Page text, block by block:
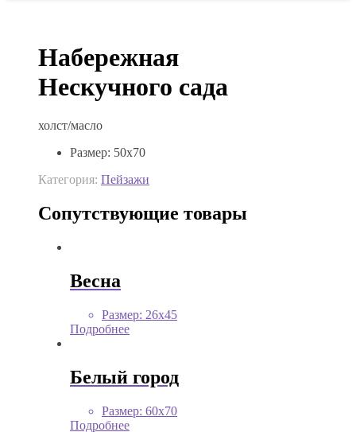
Набережная
Нескучного сада
холст/масло
Размер: 50х70
Категория: Пейзажи
Сопутствующие товары
Весна
Размер: 26х45
Подробнее
Белый город
Размер: 60х70
Подробнее